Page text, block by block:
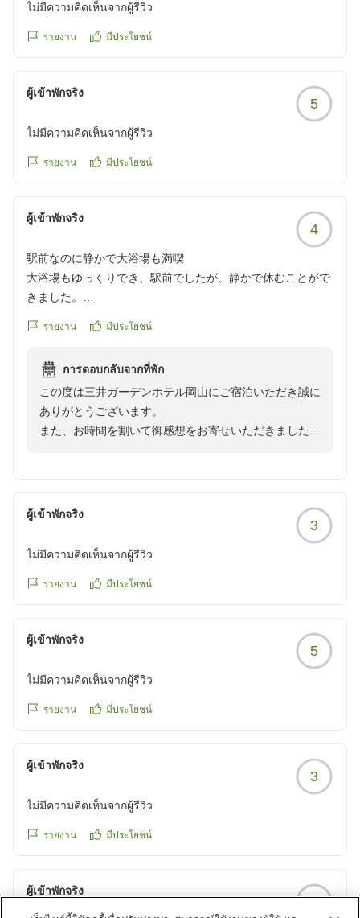
ไม่มีความคิดเห็นจากผู้รีวิว
รายงาน มีประโยชน์
ผู้เข้าพักจริง
5
ไม่มีความคิดเห็นจากผู้รีวิว
รายงาน มีประโยชน์
ผู้เข้าพักจริง
4
駅前なのに静かで大浴場も満喫
大浴場もゆっくりでき、駅前でしたが、静かで休むことがで
きました。
https://review.travel.rakuten.co.jp/hotel/voice/4926?
รายงาน มีประโยชน์
การตอบกลับจากที่พัก
この度は三井ガーデンホテル岡山にご宿泊いただき誠に
ありがとうございます。
また、お時間を割いて御感想をお寄せいただきましたこ
ご来館くださる皆様にご満足いただき、再び訪れたいと
感じていただける場所でいられますよう、これからもス
タッフ一同努めて参ります。 次回も岡山でのご予定の
拠点として、三井ガーデンホテル岡山でお迎えできます
ことをホテルスタッフ一同心よりお待ち申し上げており
三井ガーデンホテル岡山
ผู้เข้าพักจริง
3
ไม่มีความคิดเห็นจากผู้รีวิว
รายงาน มีประโยชน์
ผู้เข้าพักจริง
5
ไม่มีความคิดเห็นจากผู้รีวิว
รายงาน มีประโยชน์
ผู้เข้าพักจริง
3
ไม่มีความคิดเห็นจากผู้รีวิว
รายงาน มีประโยชน์
ผู้เข้าพักจริง
3